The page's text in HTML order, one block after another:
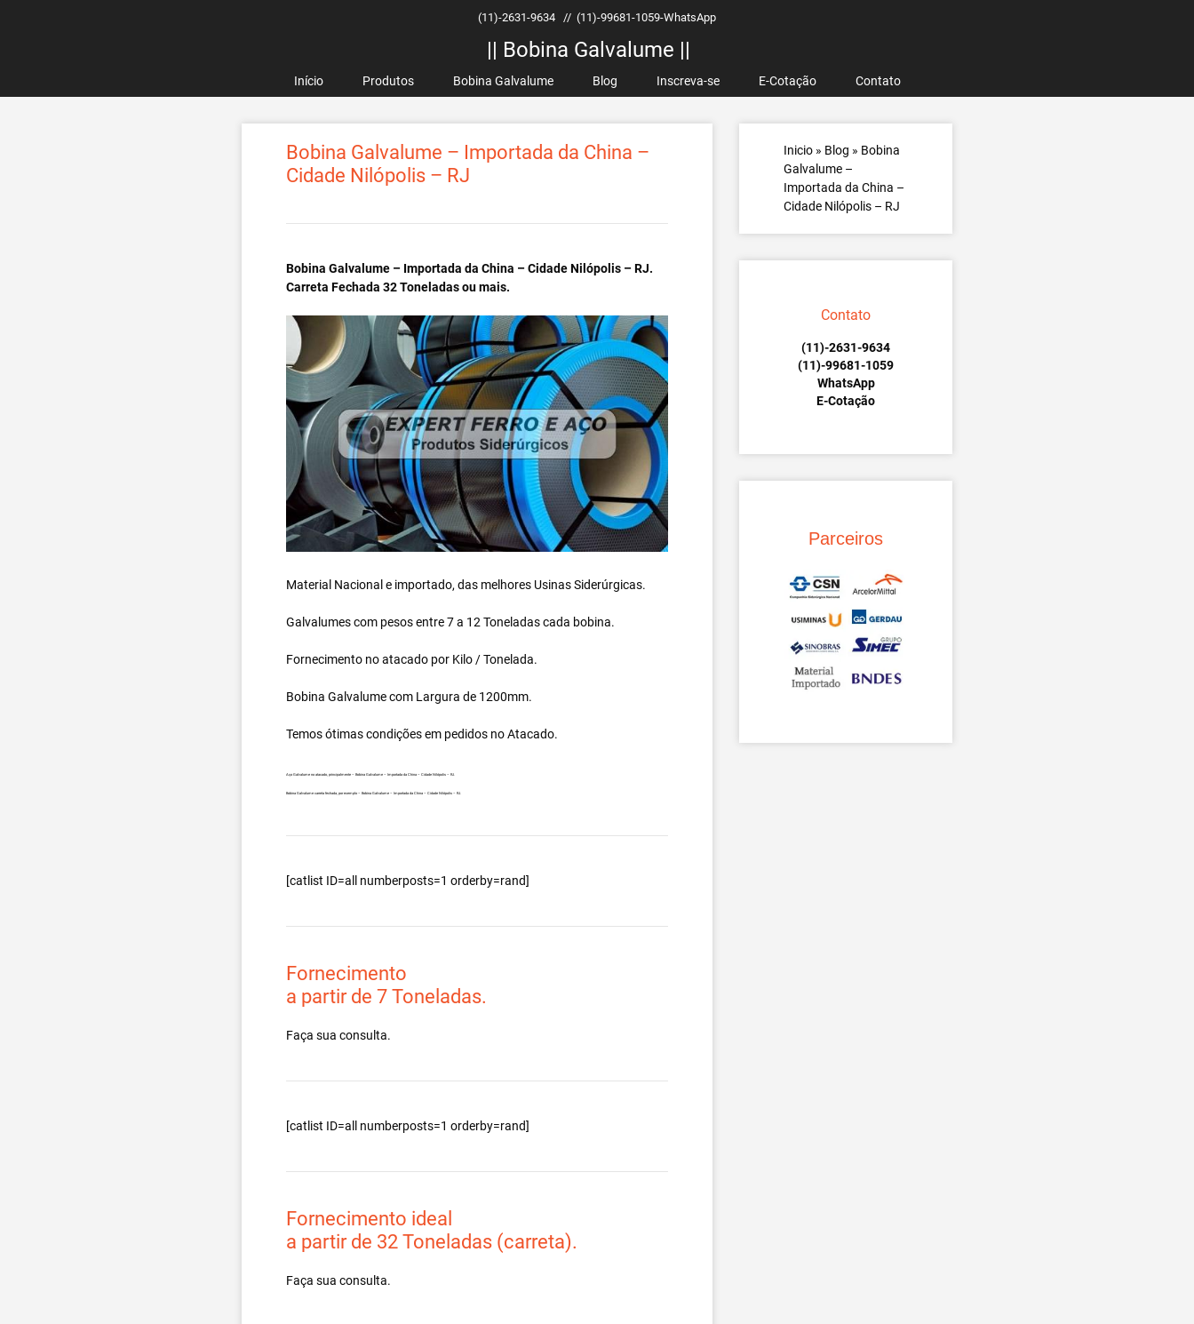
(11)-2631-9634 // (11)-99681-1059-WhatsApp
|| Bobina Galvalume ||
Início Produtos Bobina Galvalume Blog Inscreva-se E-Cotação Contato
Bobina Galvalume – Importada da China –
Cidade Nilópolis – RJ
Bobina Galvalume – Importada da China – Cidade Nilópolis – RJ.
Carreta Fechada 32 Toneladas ou mais.
Material Nacional e importado, das melhores Usinas Siderúrgicas.
Galvalumes com pesos entre 7 a 12 Toneladas cada bobina.
Fornecimento no atacado por Kilo / Tonelada.
Bobina Galvalumecom Largura de 1200mm.
Temos ótimas condições em pedidos no Atacado.
Aço Galvalume no atacado, principalmente – Bobina Galvalume – Importada da China – Cidade Nilópolis – RJ.
Bobina Galvalume carreta fechada, por exemplo – Bobina Galvalume – Importada da China – Cidade Nilópolis – RJ.
[catlist ID=all numberposts=1 orderby=rand]
Fornecimento
a partir de 7 Toneladas.
Faça sua consulta.
[catlist ID=all numberposts=1 orderby=rand]
Fornecimento ideal
a partir de 32 Toneladas (carreta).
Faça sua consulta.
Inicio » Blog » Bobina
Galvalume –
Importada da China –
Cidade Nilópolis – RJ
Contato
(11)-2631-9634
(11)-99681-1059
WhatsApp
E-Cotação
Parceiros